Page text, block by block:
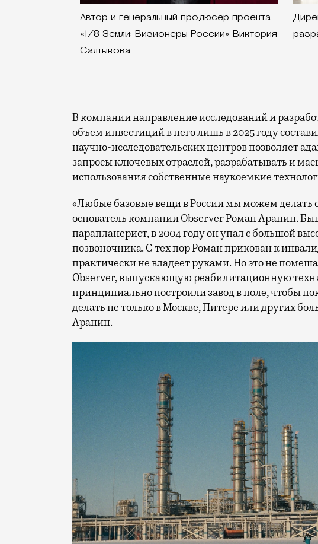
Автор и генеральный продюсер проекта
«1/8 Земли: Визионеры России» Виктория
Салтыкова
В компании направление исследований и
объем инвестиций в него лишь в 2025 году
научно-исследовательских центров позволяет
запросы ключевых отраслей, разрабатывать и
использования собственные наукоемкие
«Любые базовые вещи в России мы можем делать
основатель компании Observer Роман Аранин.
парапланерист, в 2004 году он упал с большой
позвоночника. С тех пор Роман прикован к
практически не владеет руками. Но это не
Observer, выпускающую реабилитационную
принципиально построили завод в поле, чтобы
делать не только в Москве, Питере или других
Аранин.